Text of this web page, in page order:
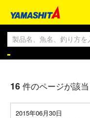
ヤマシタ ヤマシタ釣果情報
ヤマシタ釣果情報
16 件のページが該当
2015年06月30日